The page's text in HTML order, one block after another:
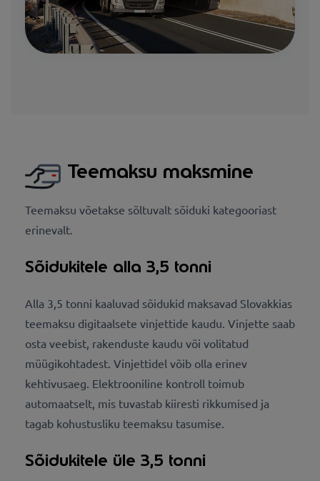
Teemaksu maksmine
Teemaksu võetakse sõltuvalt sõiduki kategooriast
erinevalt.
Sõidukitele alla 3,5 tonni
Alla 3,5 tonni kaaluvad sõidukid maksavad Slovakkias
teemaksu digitaalsete vinjettide kaudu. Vinjette saab
osta veebist, rakenduste kaudu või volitatud
müügikohtadest. Vinjettidel võib olla erinev
kehtivusaeg. Elektrooniline kontroll toimub
automaatselt, mis tuvastab kiiresti rikkumised ja
tagab kohustusliku teemaksu tasumise.
Sõidukitele üle 3,5 tonni